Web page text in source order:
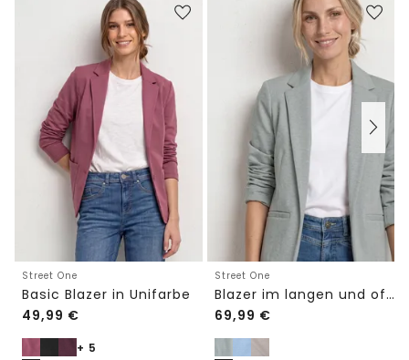
Street One
Basic Blazer in Unifarbe
49,99 €
+ 5
Street One
Blazer im langen und offenen Schnitt
69,99 €